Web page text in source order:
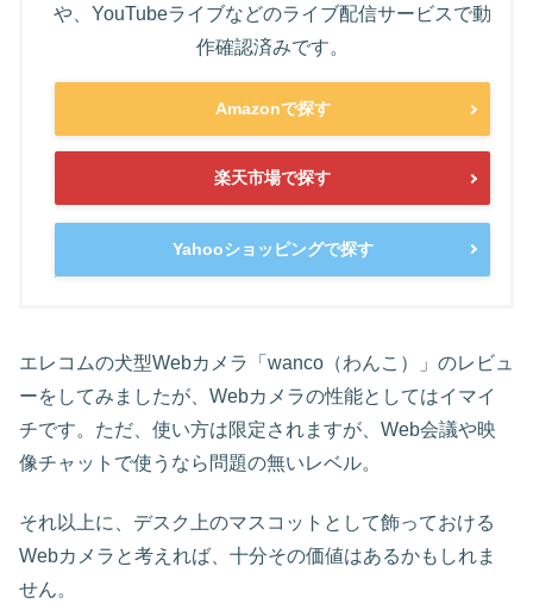
や、YouTubeライブなどのライブ配信サービスで動
作確認済みです。
Amazonで探す
楽天市場で探す
Yahooショッピングで探す
エレコムの犬型Webカメラ「wanco（わんこ）」のレビュ
ーをしてみましたが、Webカメラの性能としてはイマイ
チです。ただ、使い方は限定されますが、Web会議や映
像チャットで使うなら問題の無いレベル。
それ以上に、デスク上のマスコットとして飾っておける
Webカメラと考えれば、十分その価値はあるかもしれま
せん。